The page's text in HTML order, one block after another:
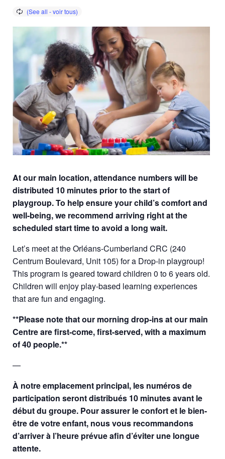
At our main location, attendance numbers will be
distributed 10 minutes prior to the start of
playgroup. To help ensure your child’s comfort and
well-being, we recommend arriving right at the
scheduled start time to avoid a long wait.
Let’s meet at the Orléans-Cumberland CRC (240
Centrum Boulevard, Unit 105) for a Drop-in playgroup!
This program is geared toward children 0 to 6 years old.
Children will enjoy play-based learning experiences
that are fun and engaging.
**Please note that our morning drop-ins at our main
Centre are first-come, first-served, with a maximum
of 40 people.**
—
À notre emplacement principal, les numéros de
participation seront distribués 10 minutes avant le
début du groupe. Pour assurer le confort et le bien-
être de votre enfant, nous vous recommandons
d’arriver à l’heure prévue afin d’éviter une longue
attente.